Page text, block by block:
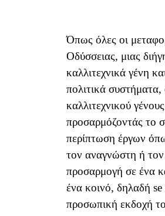
Όπως όλες οι
Οδύσσειας, μιας
καλλιτεχνικά γένη
πολιτικά
καλλιτεχνικού
προσαρμόζοντάς το
περίπτωση έργων
τον αναγνώστη ή
προσαρμογή σε ένα
ένα κοινό, δηλαδή se
προσωπική εκδοχή